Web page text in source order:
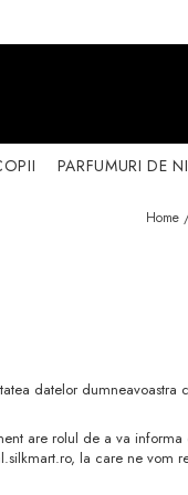
PARFUMURI DE
Home
datelor
are rolul de a va
la care ne vom